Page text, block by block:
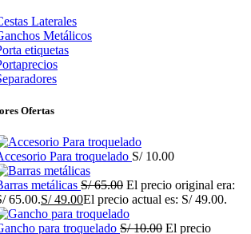
Laterales
Metálicos
etiquetas
Ofertas
Para troquelado S/10.00
metálicas S/65.00 El precio original era:
65.00.S/49.00El precio actual es: S/ 49.00.
para troquelado S/10.00 El precio